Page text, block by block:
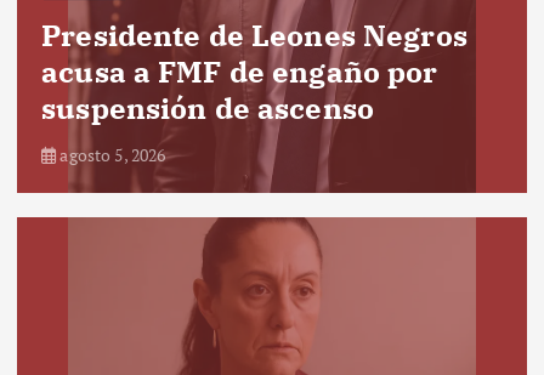
Presidente de Leones Negros
acusa a FMF de engaño por
suspensión de ascenso
agosto 5, 2026